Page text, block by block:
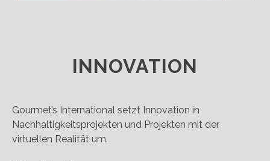
INNOVATION
Gourmet’s International setzt Innovation in
Nachhaltigkeitsprojekten und Projekten mit der
virtuellen Realität um.